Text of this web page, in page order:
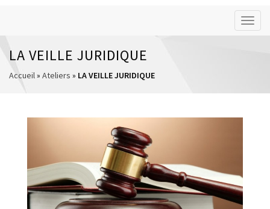
LA VEILLE JURIDIQUE
Accueil» Ateliers » LA VEILLE JURIDIQUE